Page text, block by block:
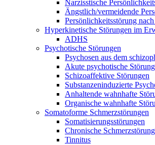
Narzisstische
Ängstlich/vermeidende
Persönlichkeitsstörung
Hyperkinetische Störungen im
ADHS
Psychotische Störungen
Psychosen aus dem
Akute psychotische
Schizoaffektive Störungen
Substanzeninduzierte
Anhaltende wahnhafte
Organische wahnhafte
Somatoforme Schmerzstörungen
Somatisierungsstörungen
Chronische
Tinnitus